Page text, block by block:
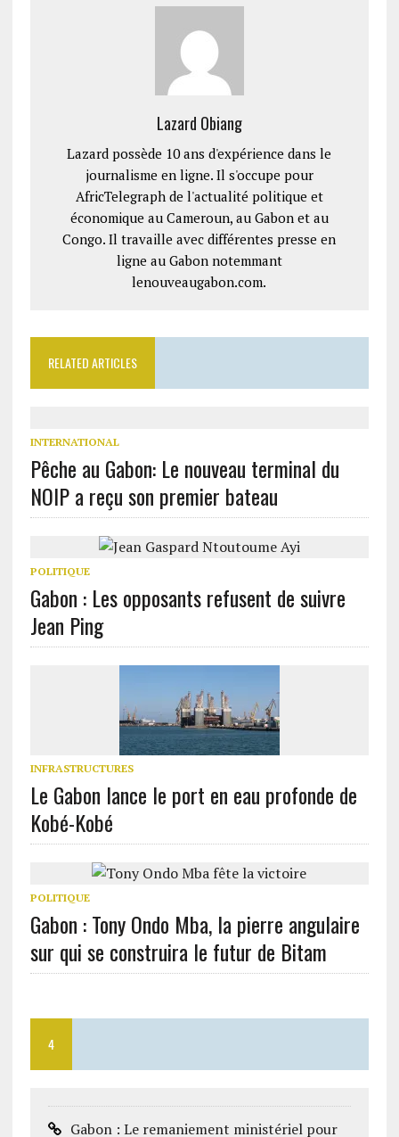
Lazard Obiang
Lazard possède 10 ans d'expérience dans le
journalisme en ligne. Il s'occupe pour
AfricTelegraph de l'actualité politique et
économique au Cameroun, au Gabon et au
Congo. Il travaille avec différentes presse en
ligne au Gabon notemmant
lenouveaugabon.com.
RELATED ARTICLES
INTERNATIONAL
Pêche au Gabon: Le nouveau terminal du
NOIP a reçu son premier bateau
POLITIQUE
Gabon : Les opposants refusent de suivre
Jean Ping
INFRASTRUCTURES
Le Gabon lance le port en eau profonde de
Kobé-Kobé
POLITIQUE
Gabon : Tony Ondo Mba, la pierre angulaire
sur qui se construira le futur de Bitam
4
Gabon : Le remaniement ministériel pour